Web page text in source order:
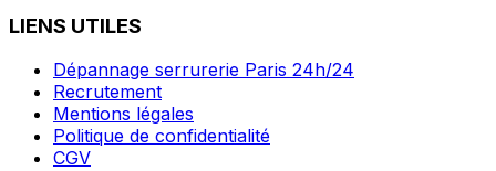
LIENS UTILES
Dépannage serrurerie Paris 24h/24
Recrutement
Mentions légales
Politique de confidentialité
CGV